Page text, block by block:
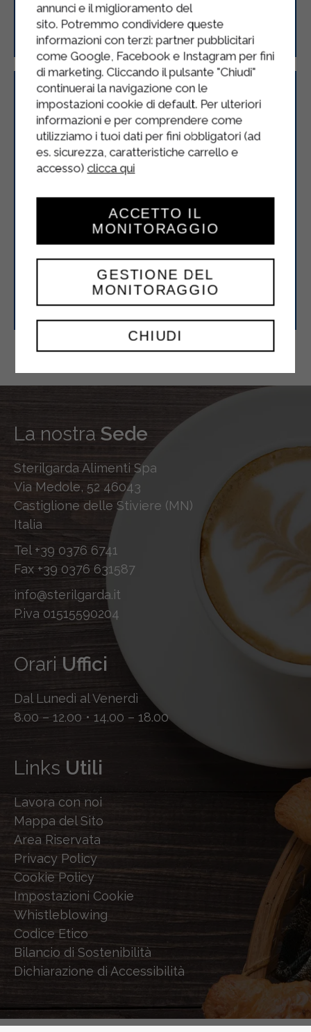
Risotto all’Ace con frutti di mare
Calamari al sugo di pomodoro
La nostra Sede
Sterilgarda Alimenti Spa
Via Medole, 52 46043
Castiglione delle Stiviere (MN)
Italia
Tel +39 0376 6741
Fax +39 0376 631587
info@sterilgarda.it
P.iva 01515590204
Orari Uffici
Dal Lunedì al Venerdì
8.00 – 12.00 • 14.00 – 18.00
Links Utili
Lavora con noi
Mappa del Sito
Area Riservata
Privacy Policy
Cookie Policy
Impostazioni Cookie
Whistleblowing
Codice Etico
Bilancio di Sostenibilità
Dichiarazione di Accessibilità
annunci e il miglioramento del
sito. Potremmo condividere queste
informazioni con terzi: partner pubblicitari
come Google, Facebook e Instagram per fini
di marketing. Cliccando il pulsante "Chiudi"
continuerai la navigazione con le
impostazioni cookie di default. Per ulteriori
informazioni e per comprendere come
utilizziamo i tuoi dati per fini obbligatori (ad
es. sicurezza, caratteristiche carrello e
accesso) clicca qui
CHIUDI
GESTIONE DEL
MONITORAGGIO
ACCETTO IL
MONITORAGGIO